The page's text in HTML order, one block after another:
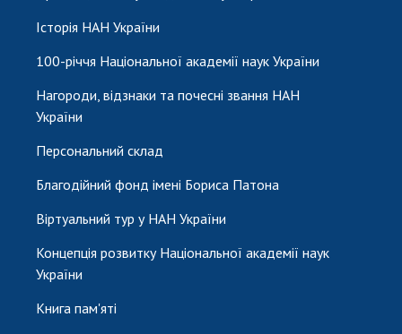
Історія НАН України
100-річчя Національної академії наук України
Нагороди, відзнаки та почесні звання НАН
України
Персональний склад
Благодійний фонд імені Бориса Патона
Віртуальний тур у НАН України
Концепція розвитку Національної академії наук
України
Книга пам'яті